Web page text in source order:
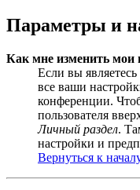
Параметры и
Как мне изменить мои
Если вы
все ваши
конференции.
пользователя
Личный раздел.
настройки и
Вернуться к